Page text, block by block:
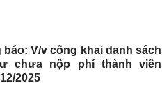
báo: V/v công khai danh sách
chưa nộp phí thành viên
2025